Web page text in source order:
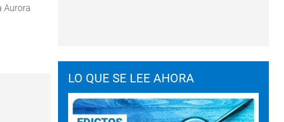
Aurora
LO QUE SE LEE AHORA